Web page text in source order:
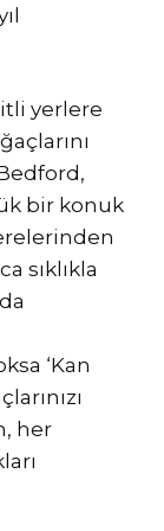
yerlere
bir konuk
sıklıkla
‘Kan
her